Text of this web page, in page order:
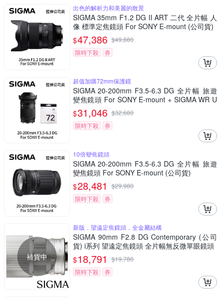
出色的解析力和美麗的散景
SIGMA 35mm F1.2 DG II ART 二代 全片幅 人
像 標準定焦鏡頭 For SONY E-mount (公司貨)
$47,386 $49,880
限時下殺
券
超值加購72mm保護鏡
SIGMA 20-200mm F3.5-6.3 DG 全片幅 旅遊
變焦鏡頭 For SONY E-mount + SIGMA WR U
V 72mm 最頂級保護鏡 (公司貨)
$31,046 $32,680
限時下殺
券
10倍變焦鏡頭
SIGMA 20-200mm F3.5-6.3 DG 全片幅 旅遊
變焦鏡頭 For SONY E-mount (公司貨)
$28,481 $29,980
限時下殺
券
補貨中
新版，望遠定焦鏡頭，全金屬結構
SIGMA 90mm F2.8 DG Contemporary (公司
貨) i系列 望遠定焦鏡頭 全片幅無反微單眼鏡頭
$18,791 $19,780
限時下殺
券